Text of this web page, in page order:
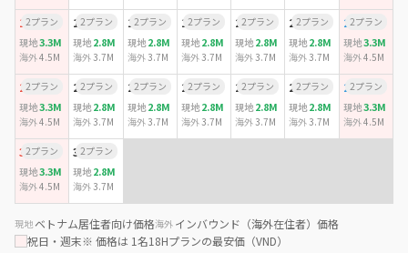
162プラン
現地3.3M
海外4.5M
172プラン
現地2.8M
海外3.7M
182プラン
現地 2.8M
海外3.7M
192プラン
現地 2.8M
海外3.7M
202プラン
現地2.8M
海外3.7M
212プラン
現地2.8M
海外3.7M
222プラン
現地3.3M
海外4.5M
232プラン
現地3.3M
海外4.5M
242プラン
現地2.8M
海外3.7M
252プラン
現地 2.8M
海外3.7M
262プラン
現地 2.8M
海外3.7M
272プラン
現地2.8M
海外3.7M
282プラン
現地2.8M
海外3.7M
292プラン
現地3.3M
海外4.5M
302プラン
現地3.3M
海外4.5M
312プラン
現地2.8M
海外3.7M
現地 ベトナム居住者向け価格海外 インバウンド（海外在住者）価格
祝日・週末※ 価格は 1名18Hプランの最安価（VND）